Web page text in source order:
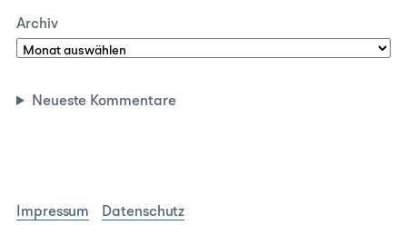
Archiv
Neueste Kommentare
Impressum Datenschutz